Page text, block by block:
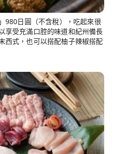
980日圓（不含稅），吃起來很
享受充滿口腔的味道和紀州備長
西式，也可以搭配柚子辣椒搭配